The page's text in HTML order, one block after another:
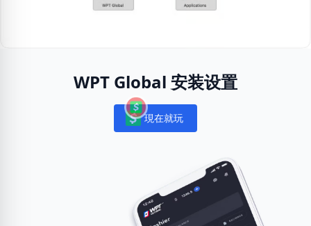
WPT Global 安装设置
Notifications
現在就玩